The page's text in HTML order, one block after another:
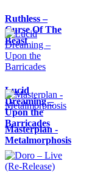
Ruthless –
Curse Of The
Beast
Lucid
Dreaming –
Upon the
Barricades
Masterplan -
Metalmorphosis